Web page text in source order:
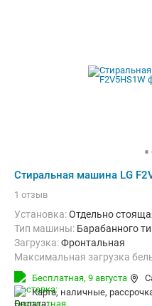
Стиральная машина LG
1 отзыв
Установка:Отдельно
Тип машины: Барабанного
загрузка:Фронтальная
Максимальная загрузка
Количество программ:
Материал бака:
Нерж. сталь
Дополнительные функции:
Бесплатная, 9 августа
карта, наличные,